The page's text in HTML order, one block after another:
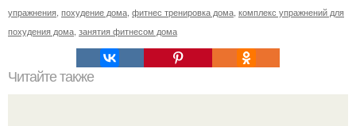
упражнения похудение дома фитнес тренировка дома комплекс упражнений для
похудения дома занятия фитнесом дома
Читайте также